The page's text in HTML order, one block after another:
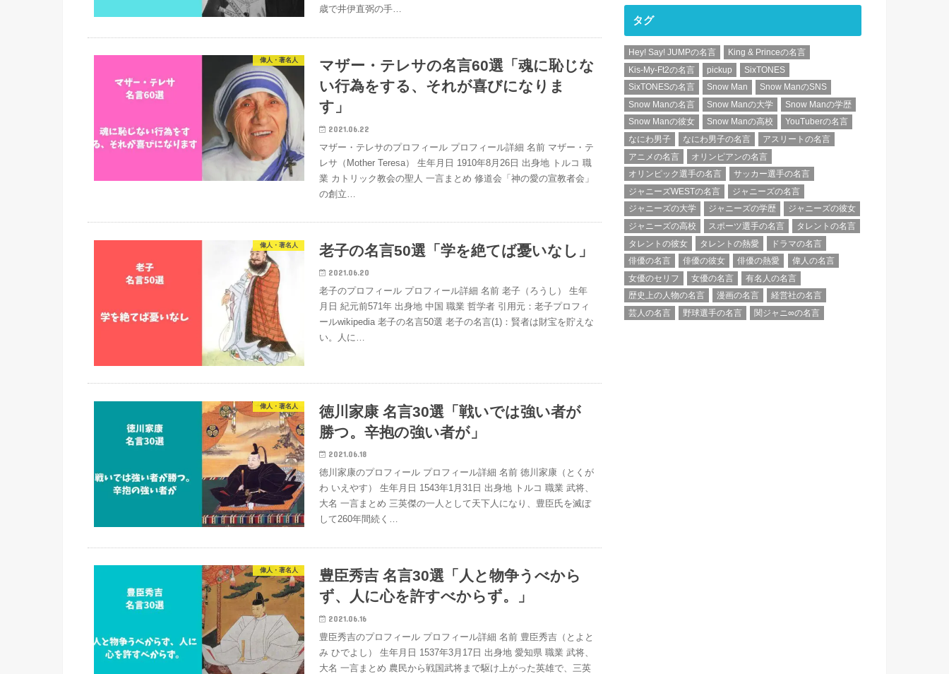
歳で井伊直弼の手…
偉人・著名人
マザー・テレサの名言60選「魂に恥じな
い行為をする、それが喜びになりま
す」
2021.06.22
マザー・テレサのプロフィール プロフィール詳細 名前 マザー・テ
レサ（Mother Teresa） 生年月日 1910年8月26日 出身地 トルコ 職
業 カトリック教会の聖人 一言まとめ 修道会「神の愛の宣教者会」
の創立…
偉人・著名人 老子の名言50選「学を絶てば憂いなし」
2021.06.20
老子のプロフィール プロフィール詳細 名前 老子（ろうし） 生年
月日 紀元前571年 出身地 中国 職業 哲学者 引用元：老子プロフィ
ールwikipedia 老子の名言50選 老子の名言(1)：賢者は財宝を貯えな
い。人に…
偉人・著名人
徳川家康 名言30選「戦いでは強い者が
勝つ。辛抱の強い者が」
2021.06.18
徳川家康のプロフィール プロフィール詳細 名前 徳川家康（とくが
わ いえやす） 生年月日 1543年1月31日 出身地 トルコ 職業 武将、
大名 一言まとめ 三英傑の一人として天下人になり、豊臣氏を滅ぼ
して260年間続く…
偉人・著名人
豊臣秀吉 名言30選「人と物争うべから
ず、人に心を許すべからず。」
2021.06.16
豊臣秀吉のプロフィール プロフィール詳細 名前 豊臣秀吉（とよと
み ひでよし） 生年月日 1537年3月17日 出身地 愛知県 職業 武将、
大名 一言まとめ 農民から戦国武将まで駆け上がった英雄で、三英
タグ
Hey! Say! JUMPの名言
King & Princeの名言
Kis-My-Ft2の名言
pickup
SixTONES
SixTONESの名言
Snow Man
Snow ManのSNS
Snow Manの名言
Snow Manの大学
Snow Manの学歴
Snow Manの彼女
Snow Manの高校
YouTuberの名言
なにわ男子
なにわ男子の名言
アスリートの名言
アニメの名言
オリンピアンの名言
オリンピック選手の名言
サッカー選手の名言
ジャニーズWESTの名言
ジャニーズの名言
ジャニーズの大学
ジャニーズの学歴
ジャニーズの彼女
ジャニーズの高校
スポーツ選手の名言
タレントの名言
タレントの彼女
タレントの熱愛
ドラマの名言
俳優の名言
俳優の彼女 俳優の熱愛
偉人の名言
女優のセリフ
女優の名言
有名人の名言
歴史上の人物の名言
漫画の名言
経営社の名言
芸人の名言
野球選手の名言 関ジャニ∞の名言